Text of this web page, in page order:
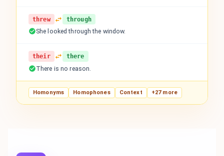
threw through
She looked through the window.
their there
There is no reason.
Homonyms Homophones Context +27 more